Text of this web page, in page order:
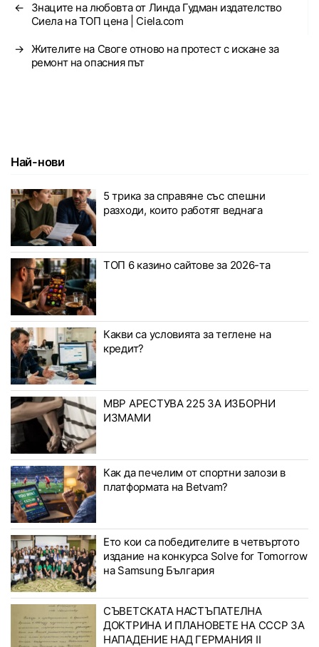
←
Знаците на любовта от Линда Гудман издателство
Сиела на ТОП цена | Ciela.com
→ Жителите на Своге отново на протест с искане за
ремонт на опасния път
Най-нови
5 трика за справяне със спешни
разходи, които работят веднага
ТОП 6 казино сайтове за 2026-та
Какви са условията за теглене на
кредит?
МВР АРЕСТУВА 225 ЗА ИЗБОРНИ
ИЗМАМИ
Как да печелим от спортни залози в
платформата на Betvam?
Ето кои са победителите в четвъртото
издание на конкурса Solve for Tomorrow
на Samsung България
СЪВЕТСКАТА НАСТЪПАТЕЛНА
ДОКТРИНА И ПЛАНОВЕТЕ НА СССР ЗА
НАПАДЕНИЕ НАД ГЕРМАНИЯ II